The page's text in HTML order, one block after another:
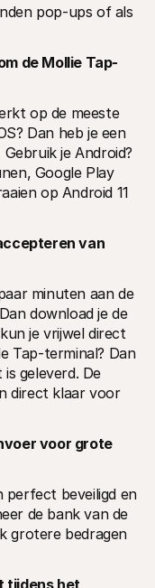
pop-ups of als
de Mollie Tap-
op de meeste
Dan heb je een
je Android?
Google Play
op Android 11
van
minuten aan de
download je de
je vrijwel direct
Tap-terminal? Dan
geleverd. De
direct klaar voor
voor grote
perfect beveiligd en
de bank van de
grotere bedragen
tijdens het